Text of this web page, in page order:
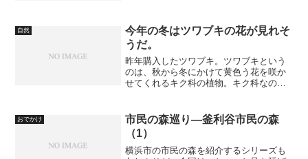
神奈川県川崎市では、残り...
自然
今年の冬はツワブキの花が見れそ
うだ。
昨年購入したツワブキ。ツワブキという
のは、秋から冬にかけて黄色う花を咲か
せてくれるキク科の植物。キク科なの
思議な植物だ。プランターに植えたの
は、昨秋。タイミングが悪かっ...
おでかけ
市民の森巡り―釜利谷市民の森
（1）
横浜市の市民の森を紹介するシリーズも